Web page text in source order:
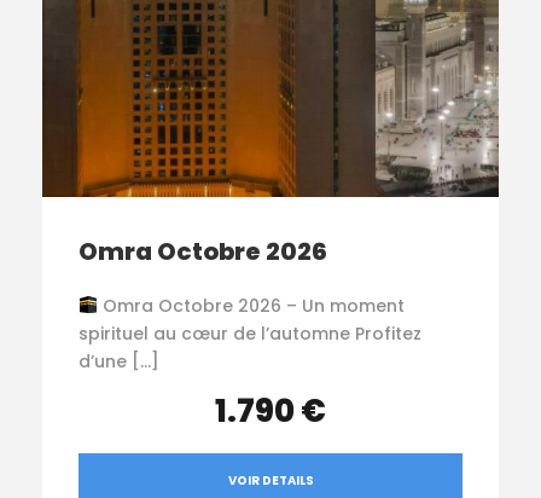
Omra Octobre 2026
Omra Octobre 2026 – Un moment
spirituel au cœur de l’automne Profitez
d’une […]
1.790 €
VOIR DETAILS